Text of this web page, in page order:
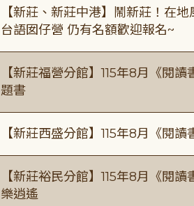
【新莊、新莊中港】鬧新莊！在
台語囡仔營 仍有名額歡迎報名~
【新莊福營分館】115年8月《閱
題書
【新莊西盛分館】115年8月《閱
【新莊裕民分館】115年8月《閱
樂逍遙